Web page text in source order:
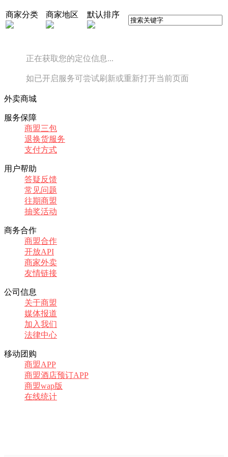
商家分类 商家地区 默认排序
正在获取您的定位信息...
如已开启服务可尝试刷新或重新打开当前页面
外卖商城
服务保障
商盟三包
退换货服务
支付方式
用户帮助
答疑反馈
常见问题
往期商盟
抽奖活动
商务合作
商盟合作
开放API
商家外卖
友情链接
公司信息
关于商盟
媒体报道
加入我们
法律中心
移动团购
商盟APP
商盟酒店预订APP
商盟wap版
在线统计